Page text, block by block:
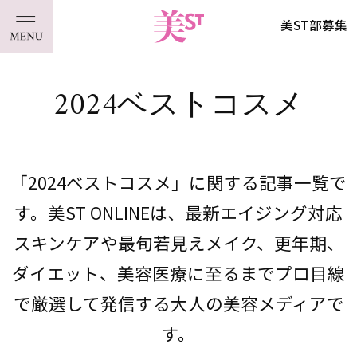
美ST部募集
2024ベストコスメ
「2024ベストコスメ」に関する記事一覧で
す。美ST ONLINEは、最新エイジング対応
スキンケアや最旬若見えメイク、更年期、
ダイエット、美容医療に至るまでプロ目線
で厳選して発信する大人の美容メディアで
す。